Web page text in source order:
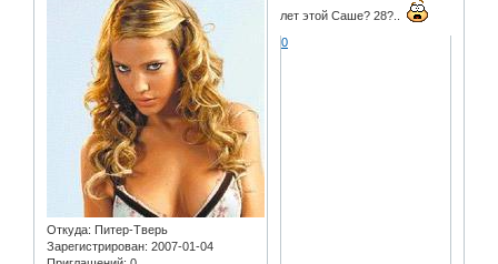
Откуда: Питер-Тверь
Зарегистрирован: 2007-01-04
лет этой Саше? 28?..
0